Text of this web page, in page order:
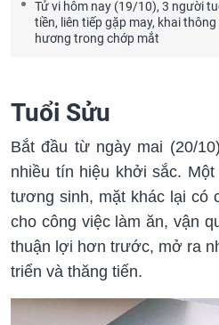
Tử vi hôm nay (19/10), 3 người
tiền, liên tiếp gặp may, khai
hương trong chớp mắt
Tuổi Sửu
Bắt đầu từ ngày mai (20/
nhiều tín hiệu khởi sắc.
tương sinh, mặt khác lại có
cho công việc làm ăn, vận
thuận lợi hơn trước, mở ra
triển và thăng tiến.